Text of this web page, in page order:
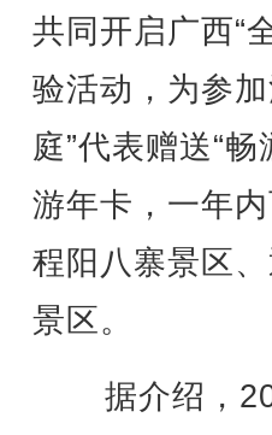
共同开启广西“
验活动，为参
庭”代表赠送“
游年卡，一年
程阳八寨景区
景区。
据介绍，